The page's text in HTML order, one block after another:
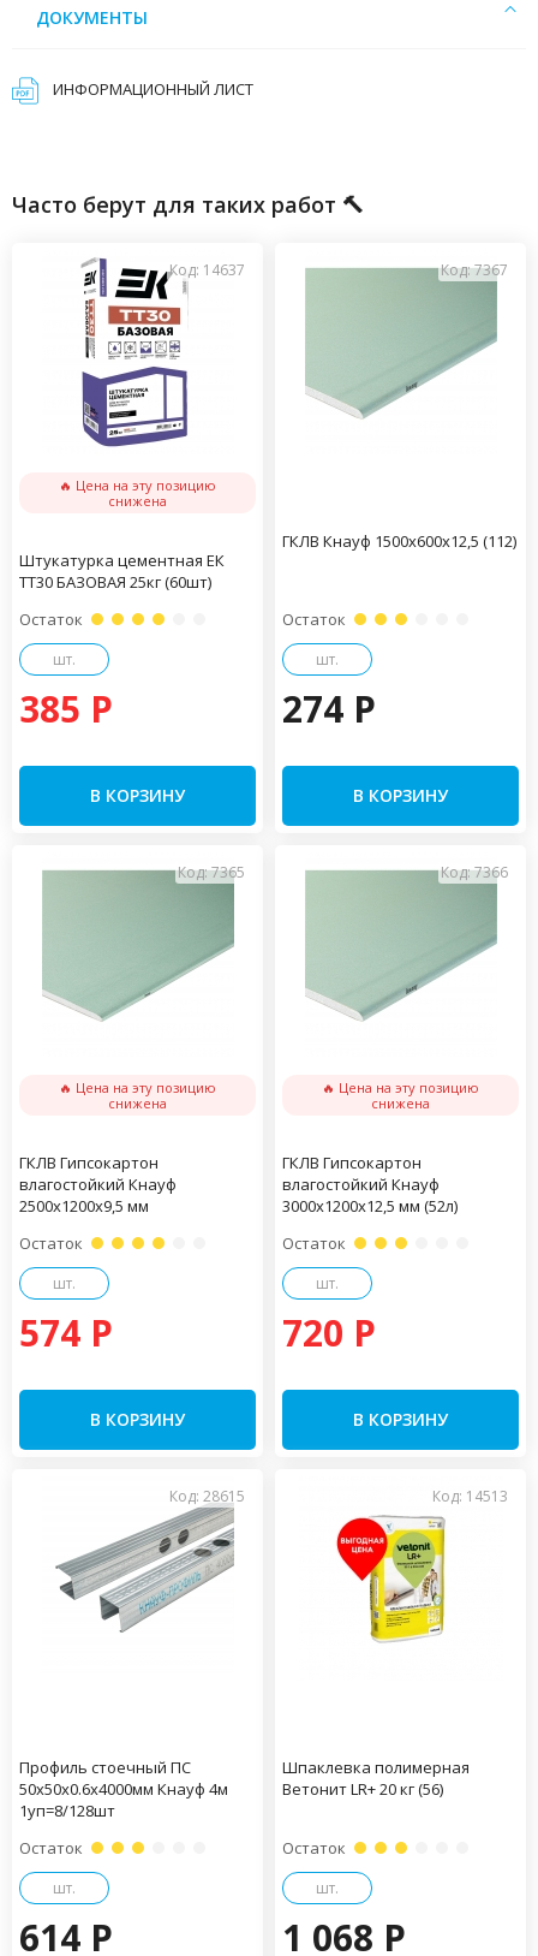
ДОКУМЕНТЫ
ИНФОРМАЦИОННЫЙ ЛИСТ
Часто берут для таких работ 🔨
Код: 14637
🔥 Цена на эту позицию
снижена
Штукатурка цементная ЕК
ТТ30 БАЗОВАЯ 25кг (60шт)
Остаток
шт.
385 P
В КОРЗИНУ
Код: 7367
ГКЛВ Кнауф 1500х600х12,5 (112)
Остаток
шт.
274 P
В КОРЗИНУ
Код: 7365
🔥 Цена на эту позицию
снижена
ГКЛВ Гипсокартон
влагостойкий Кнауф
2500х1200х9,5 мм
Остаток
шт.
574 P
В КОРЗИНУ
Код: 7366
🔥 Цена на эту позицию
снижена
ГКЛВ Гипсокартон
влагостойкий Кнауф
3000х1200х12,5 мм (52л)
Остаток
шт.
720 P
В КОРЗИНУ
Код: 28615
Профиль стоечный ПС
50х50х0.6х4000мм Кнауф 4м
1уп=8/128шт
Остаток
шт.
614 P
Код: 14513
Шпаклевка полимерная
Ветонит LR+ 20 кг (56)
Остаток
шт.
1 068 P